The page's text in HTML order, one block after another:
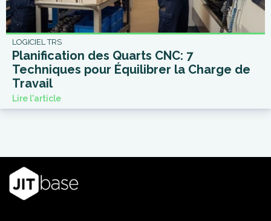
LOGICIEL TRS
Planification des Quarts CNC: 7
Techniques pour Équilibrer la Charge de
Travail
Lire l'article